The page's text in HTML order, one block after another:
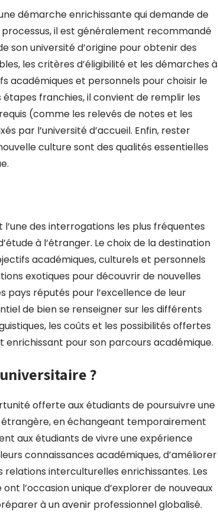
démarche enrichissante qui demande de
il est généralement recommandé
son université d’origine pour obtenir des
les critères d’éligibilité et les démarches à
académiques et personnels pour choisir le
franchies, il convient de remplir les
(comme les relevés de notes et les
par l’université d’accueil. Enfin, rester
culture sont des qualités essentielles
des interrogations les plus fréquentes
à l’étranger. Le choix de la destination
académiques, culturels et personnels
exotiques pour découvrir de nouvelles
pays réputés pour l’excellence de leur
de bien se renseigner sur les différents
les coûts et les possibilités offertes
pour son parcours académique.
?
offerte aux étudiants de poursuivre une
en échangeant temporairement
aux étudiants de vivre une expérience
connaissances académiques, d’améliorer
interculturelles enrichissantes. Les
l’occasion unique d’explorer de nouveaux
à un avenir professionnel globalisé.